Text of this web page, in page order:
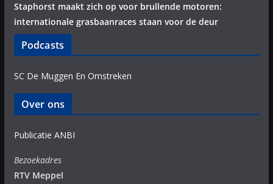
Staphorst maakt zich op voor brullende motoren:
internationale grasbaanraces staan voor de deur
Podcasts
SC De Muggen En Omstreken
Over ons
Publicatie ANBI
Bezoekadres
RTV Meppel